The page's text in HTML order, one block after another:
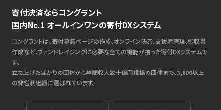
寄付決済ならコングラント
国内No.1 オールインワンの寄付DXシステム
コングラントは、寄付募集ページの作成、オンライン決済、支援者管理、領収書
作成など、ファンドレイジングに必要な全ての機能が揃った寄付DXシステムで
す。
立ち上げたばかりの団体から年間収入数十億円規模の団体まで、3,000以上
の非営利組織に選ばれています。